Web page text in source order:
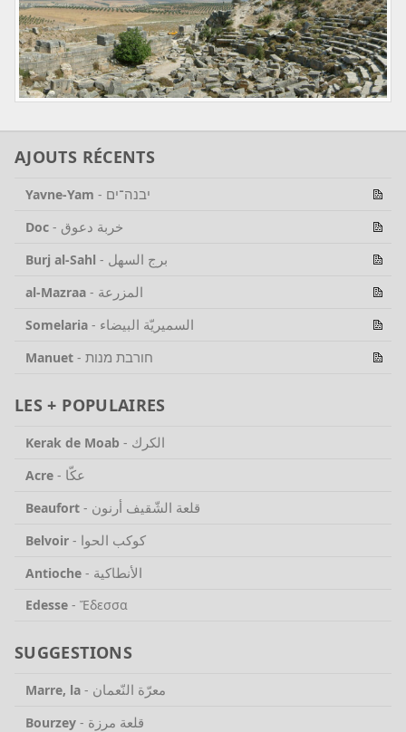
AJOUTS RÉCENTS
Yavne-Yam - יבנה־ים
Doc - خربة دعوق
Burj al-Sahl - برج السهل
al-Mazraa - المزرعة
Somelaria - السميريّة البيضاء
Manuet - חורבת מנות
LES + POPULAIRES
Kerak de Moab - الكرك
Acre - عكّا
Beaufort - قلعة الشّقيف أرنون
Belvoir - كوكب الحوا
Antioche - الأنطاكية
Edesse - Ἔδεσσα
SUGGESTIONS
Marre, la - معرّة النّعمان
Bourzey - قلعة مرزة